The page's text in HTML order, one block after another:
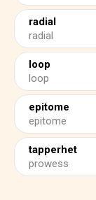
radial
radial
loop
loop
epitome
epitome
tapperhet
prowess